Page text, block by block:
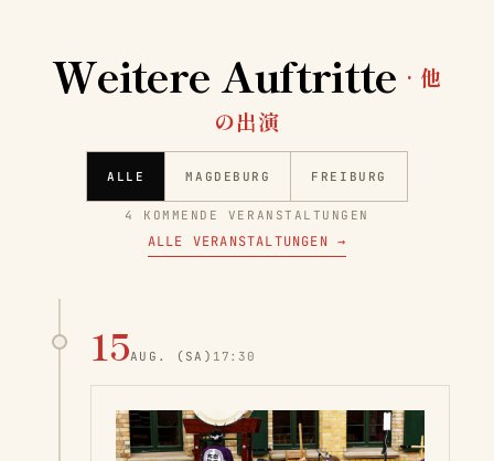
Weitere Auftritte · 他
の出演
ALLE MAGDEBURG FREIBURG
4 KOMMENDE VERANSTALTUNGEN
ALLE VERANSTALTUNGEN →
15AUG. (SA) 17:30